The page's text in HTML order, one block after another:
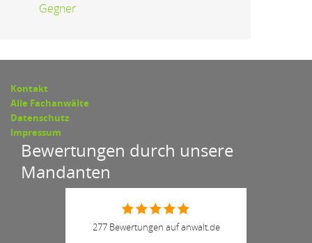
Gegner
Kontakt
Alle Fachanwälte
Datenschutz
Impressum
Bewertungen durch unsere
Mandanten
277 Bewertungen auf anwalt.de